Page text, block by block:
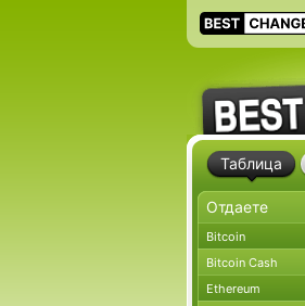
Таблица
Bitcoin
Bitcoin Cash
Ethereum